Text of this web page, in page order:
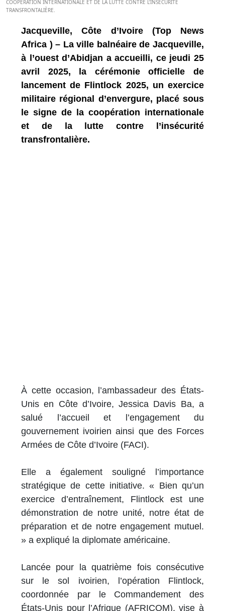
COOPÉRATION INTERNATIONALE ET DE LA LUTTE CONTRE L’INSÉCURITÉ
TRANSFRONTALIÈRE.
Jacqueville, Côte d’Ivoire (Top News
Africa ) – La ville balnéaire de Jacqueville,
à l’ouest d’Abidjan a accueilli, ce jeudi 25
avril 2025, la cérémonie officielle de
lancement de Flintlock 2025, un exercice
militaire régional d’envergure, placé sous
le signe de la coopération internationale
et de la lutte contre l’insécurité
transfrontalière.
À cette occasion, l’ambassadeur des États-
Unis en Côte d’Ivoire, Jessica Davis Ba, a
salué l’accueil et l’engagement du
gouvernement ivoirien ainsi que des Forces
Armées de Côte d’Ivoire (FACI).
Elle a également souligné l’importance
stratégique de cette initiative. « Bien qu’un
exercice d’entraînement, Flintlock est une
démonstration de notre unité, notre état de
préparation et de notre engagement mutuel.
» a expliqué la diplomate américaine.
Lancée pour la quatrième fois consécutive
sur le sol ivoirien, l’opération Flintlock,
coordonnée par le Commandement des
États-Unis pour l’Afrique (AFRICOM), vise à